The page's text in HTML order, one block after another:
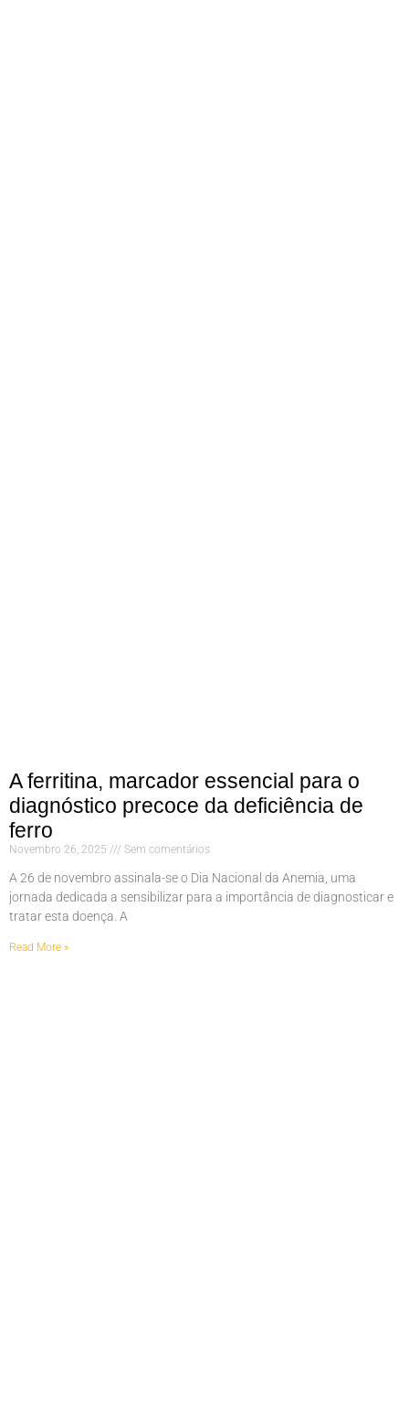
A ferritina, marcador essencial para o
diagnóstico precoce da deficiência de
ferro
Novembro 26, 2025 Sem comentários
A 26 de novembro assinala-se o Dia Nacional da Anemia, uma
jornada dedicada a sensibilizar para a importância de diagnosticar e
tratar esta doença. A
Read More »